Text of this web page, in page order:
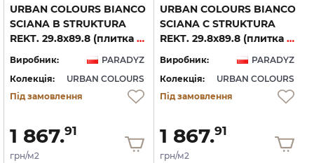
URBAN COLOURS BIANCO
SCIANA B STRUKTURA
REKT. 29.8х89.8 (плитка настінна)
Виробник:
PARADYZ
Колекція:
URBAN COLOURS
Під замовлення
1 867.91
грн/м2
URBAN COLOURS BIANCO
SCIANA C STRUKTURA
REKT. 29.8х89.8 (плитка настінна)
Виробник:
PARADYZ
Колекція:
URBAN COLOURS
Під замовлення
1 867.91
грн/м2